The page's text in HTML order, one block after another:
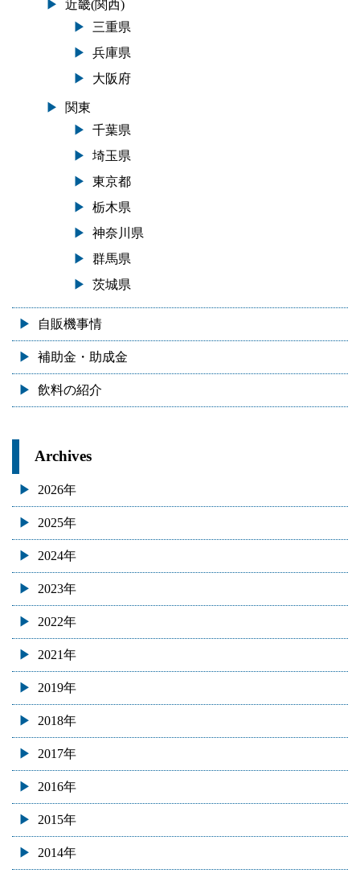
近畿(関西)
三重県
兵庫県
大阪府
関東
千葉県
埼玉県
東京都
栃木県
神奈川県
群馬県
茨城県
自販機事情
補助金・助成金
飲料の紹介
Archives
2026年
2025年
2024年
2023年
2022年
2021年
2019年
2018年
2017年
2016年
2015年
2014年